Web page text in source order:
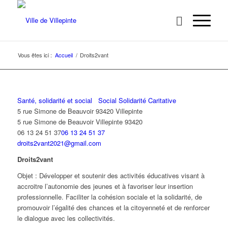
Vous êtes ici : Accueil / Droits2vant
Santé, solidarité et social
Social Solidarité Caritative
5 rue Simone de Beauvoir 93420 Villepinte
5 rue Simone de Beauvoir Villepinte 93420
06 13 24 51 3706 13 24 51 37
droits2vant2021@gmail.com
Droits2vant
Objet : Développer et soutenir des activités éducatives visant à
accroitre l’autonomie des jeunes et à favoriser leur insertion
professionnelle. Faciliter la cohésion sociale et la solidarité, de
promouvoir l’égalité des chances et la citoyenneté et de renforcer
le dialogue avec les collectivités.